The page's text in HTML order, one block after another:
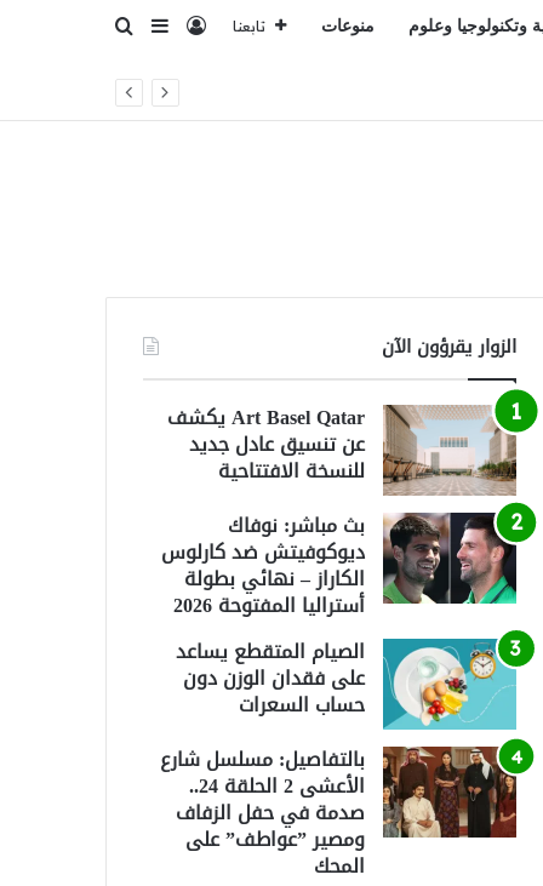
وتكنولوجيا وعلوم منوعات تابعنا تسجيل الدخول
إضافة عمود
بحث عن
الزوار يقرؤون الآن
Art Basel Qatar يكشف
عن تنسيق عادل جديد
للنسخة الافتتاحية
بث مباشر: نوفاك
ديوكوفيتش ضد كارلوس
الكاراز – نهائي بطولة
أستراليا المفتوحة 2026
الصيام المتقطع يساعد
على فقدان الوزن دون
حساب السعرات
بالتفاصيل: مسلسل شارع
الأعشى 2 الحلقة 24..
صدمة في حفل الزفاف
ومصير ”عواطف” على
المحك